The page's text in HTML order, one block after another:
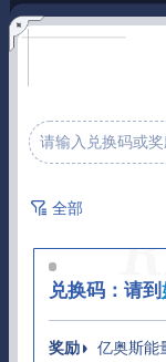
全部
兑换码： 请到
奖励
亿奥斯能